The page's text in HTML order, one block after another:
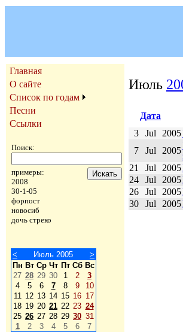
Главная
О сайте
Список по годам
Песни
Ссылки
Поиск:
примеры:
2008
30-1-05
форпост
новосиб
дочь стреко
< Июль 2005
>
Пн Вт Ср Чт Пт Сб Вс
27 28 29 30 1 2
3
4
5 6 7 8 9
10
11 12 13 14 15 16 17
18 19 20 21 22 23 24
25 26 27 28 29 30 31
1
2 3 4 5 6 7
Июль
Дата
3
Jul 2005
7
Jul 2005
21
Jul 2005
24
Jul 2005
26
Jul 2005
30
Jul 2005